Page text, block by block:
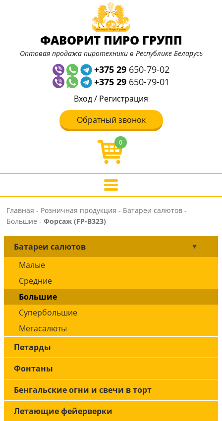
ФАВОРИТ ПИРО ГРУПП
Оптовая продажа пиротехники в Республике Беларусь
+375 29 650-79-02
+375 29 650-79-01
Вход/ Регистрация
Обратный звонок
0
Главная - Розничная продукция - Батареи салютов -
Большие - Форсаж (FP-B323)
Батареи салютов
Малые
Средние
Большие
Супербольшие
Мегасалюты
Петарды
Фонтаны
Бенгальские огни и свечи в торт
Летающие фейерверки